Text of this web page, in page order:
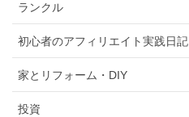
ランクル
初心者のアフィリエイト実践日記
家とリフォーム・DIY
投資